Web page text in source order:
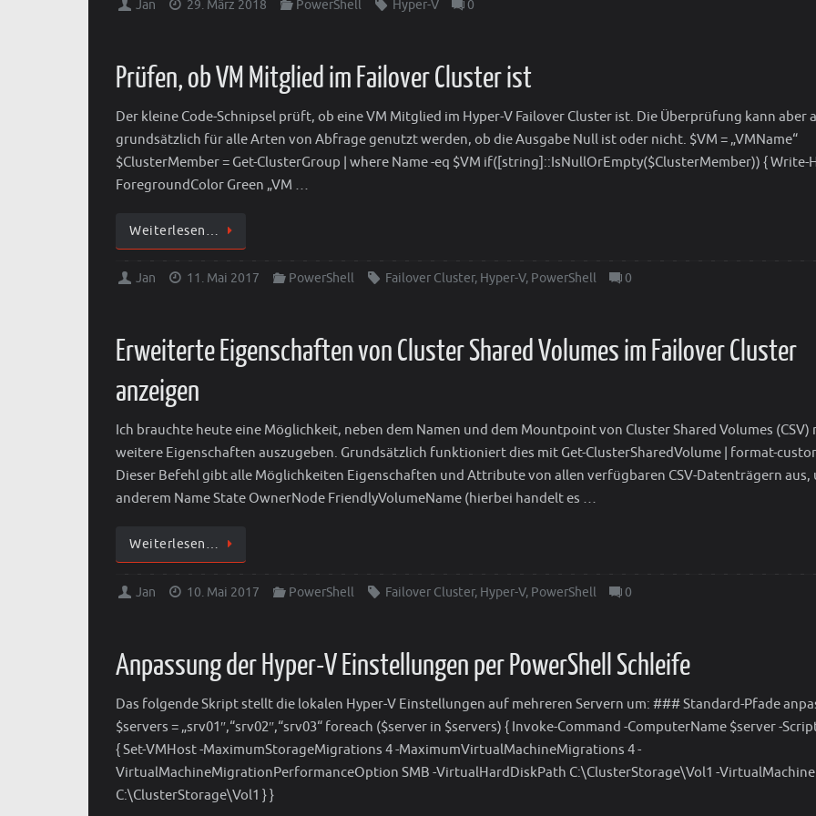
Jan 29. März 2018 PowerShell Hyper-V 0
Prüfen, ob VM Mitglied im Failover Cluster ist
Der kleine Code-Schnipsel prüft, ob eine VM Mitglied im Hyper-V Failover Cluster ist. Die Überprüfung kann aber
grundsätzlich für alle Arten von Abfrage genutzt werden, ob die Ausgabe Null ist oder nicht. $VM = „VMName“
$ClusterMember = Get-ClusterGroup | where Name -eq $VM if([string]::IsNullOrEmpty($ClusterMember)) { Write-
ForegroundColor Green „VM …
Weiterlesen…
Jan 11. Mai 2017 PowerShell Failover Cluster, Hyper-V, PowerShell 0
Erweiterte Eigenschaften von Cluster Shared Volumes im Failover Cluster
anzeigen
Ich brauchte heute eine Möglichkeit, neben dem Namen und dem Mountpoint von Cluster Shared Volumes (CSV)
weitere Eigenschaften auszugeben. Grundsätzlich funktioniert dies mit Get-ClusterSharedVolume | format-
Dieser Befehl gibt alle Möglichkeiten Eigenschaften und Attribute von allen verfügbaren CSV-Datenträgern aus,
anderem Name State OwnerNode FriendlyVolumeName (hierbei handelt es …
Weiterlesen…
Jan 10. Mai 2017 PowerShell Failover Cluster, Hyper-V, PowerShell 0
Anpassung der Hyper-V Einstellungen per PowerShell Schleife
Das folgende Skript stellt die lokalen Hyper-V Einstellungen auf mehreren Servern um: ### Standard-Pfade
$servers = „srv01″,“srv02″,“srv03“ foreach ($server in $servers) { Invoke-Command -ComputerName $server -
{ Set-VMHost -MaximumStorageMigrations 4 -MaximumVirtualMachineMigrations 4 -
VirtualMachineMigrationPerformanceOption SMB -VirtualHardDiskPath C:\ClusterStorage\Vol1 -
C:\ClusterStorage\Vol1 } }